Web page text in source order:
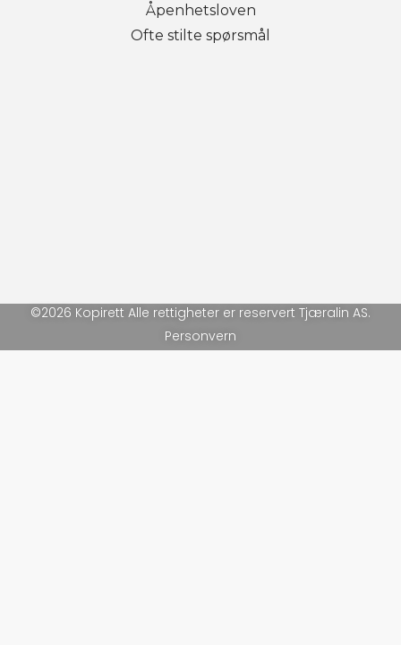
Åpenhetsloven
Ofte stilte spørsmål
©2026 Kopirett Alle rettigheter er reservert Tjæralin AS.
Personvern